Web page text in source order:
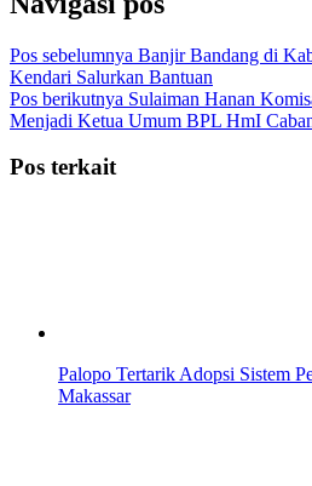
Pos sebelumnya Banjir Bandang di
Kendari Salurkan Bantuan
Pos berikutnya Sulaiman Hanan
Menjadi Ketua Umum BPL HmI
Pos terkait
Palopo Tertarik Adopsi Sistem
Makassar